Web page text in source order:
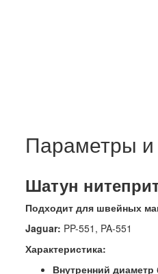
Параметры и
Шатун
Подходит для швейных
Jaguar: PP-551, PA-551
Характеристика:
Внутренний